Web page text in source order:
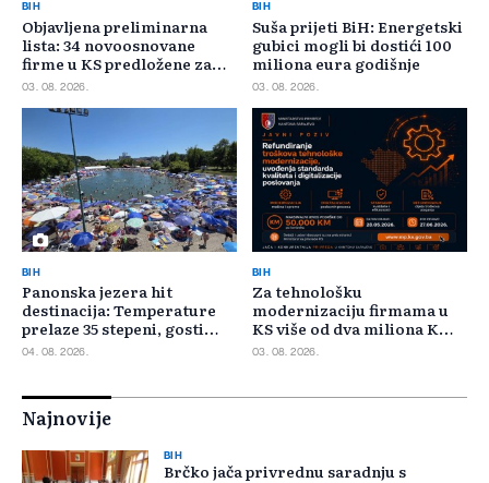
BIH
Objavljena preliminarna
lista: 34 novoosnovane
firme u KS predložene za
400.000 KM poticaja
03. 08. 2026.
BIH
Suša prijeti BiH: Energetski
gubici mogli bi dostići 100
miliona eura godišnje
03. 08. 2026.
BIH
Panonska jezera hit
destinacija: Temperature
prelaze 35 stepeni, gosti
pristižu iz cijele regije
04. 08. 2026.
BIH
Za tehnološku
modernizaciju firmama u
KS više od dva miliona KM,
odbijeno 135 prijava
03. 08. 2026.
Najnovije
BIH
Brčko jača privrednu saradnju s